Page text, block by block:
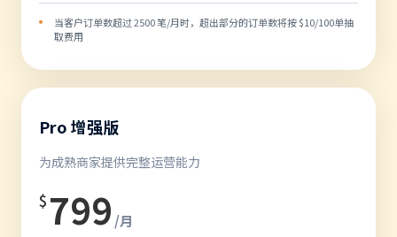
当客户订单数超过 2500 笔/月时，超出部分的订单数将按 $10/100单抽
取费用
Pro 增强版
为成熟商家提供完整运营能力
$ 799 /月